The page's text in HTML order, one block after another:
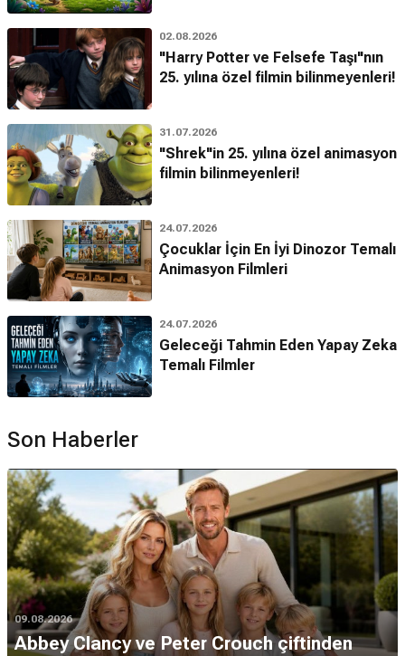
02.08.2026
"Harry Potter ve Felsefe Taşı"nın
25. yılına özel filmin bilinmeyenleri!
31.07.2026
"Shrek"in 25. yılına özel animasyon
filmin bilinmeyenleri!
24.07.2026
Çocuklar İçin En İyi Dinozor Temalı
Animasyon Filmleri
24.07.2026
Geleceği Tahmin Eden Yapay Zeka
Temalı Filmler
Son Haberler
09.08.2026
Abbey Clancy ve Peter Crouch çiftinden